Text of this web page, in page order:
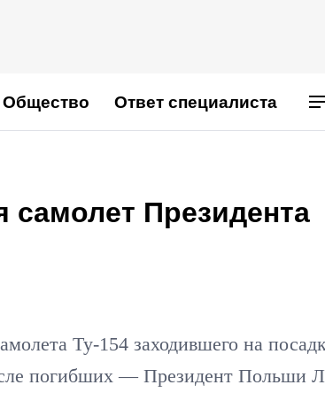
Общество Ответ специалиста
Президента
Ту-154 заходившего на
погибших — Президент Польши